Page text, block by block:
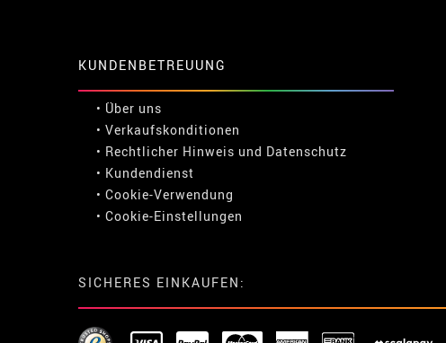
KUNDENBETREUUNG
• Über uns
• Verkaufskonditionen
• Rechtlicher Hinweis und Datenschutz
• Kundendienst
• Cookie-Verwendung
• Cookie-Einstellungen
SICHERES EINKAUFEN: